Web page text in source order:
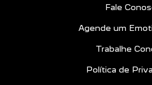
Fale
Agende um
Trabalhe
Política de